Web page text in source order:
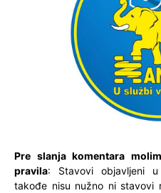
Pre slanja komentara
pravila: Stavovi objavljeni u
takođe nisu nužno ni stavovi